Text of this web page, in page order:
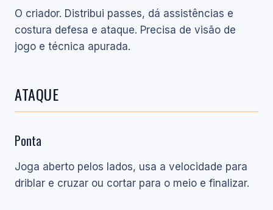
O criador. Distribui passes, dá assistências e
costura defesa e ataque. Precisa de visão de
jogo e técnica apurada.
ATAQUE
Ponta
Joga aberto pelos lados, usa a velocidade para
driblar e cruzar ou cortar para o meio e finalizar.